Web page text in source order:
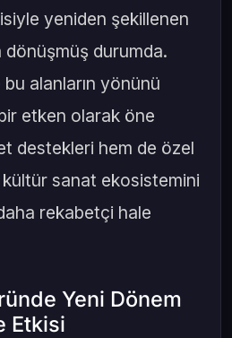
yeniden şekillenen
dönüşmüş durumda.
alanların yönünü
etken olarak öne
destekleri hem de özel
kültür sanat ekosistemini
rekabetçi hale
Yeni Dönem
Etkisi